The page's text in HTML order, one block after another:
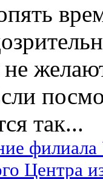
не
так...
Центра